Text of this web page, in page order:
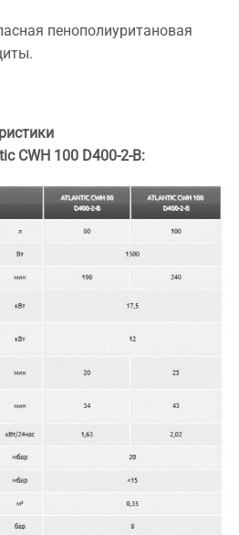
пенополиуритановая
CWH 100 D400-2-B: